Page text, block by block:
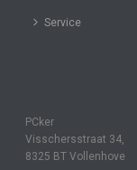
Service
PCker
Visschersstraat 34,
8325 BT Vollenhove